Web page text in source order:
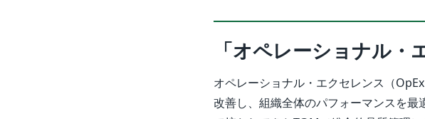
「オペレーショナル
オペレーショナル・エクセレンス（
改善し、組織全体のパフォーマンスを